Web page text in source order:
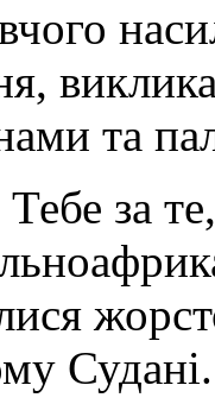
та
Тебе за
Судані.